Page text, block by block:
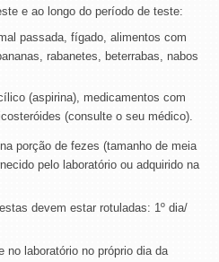
e ao longo do período de teste:
passada, fígado, alimentos com
rabanetes, beterrabas, nabos
(aspirina), medicamentos com
(consulte o seu médico).
porção de fezes (tamanho de meia
pelo laboratório ou adquirido na
devem estar rotuladas: 1º dia/
no laboratório no próprio dia da